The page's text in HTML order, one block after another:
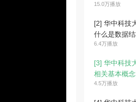
15.0万播放
[2] 华中科技
什么是数据
6.4万播放
[3] 华中科技
相关基本概念
4.5万播放